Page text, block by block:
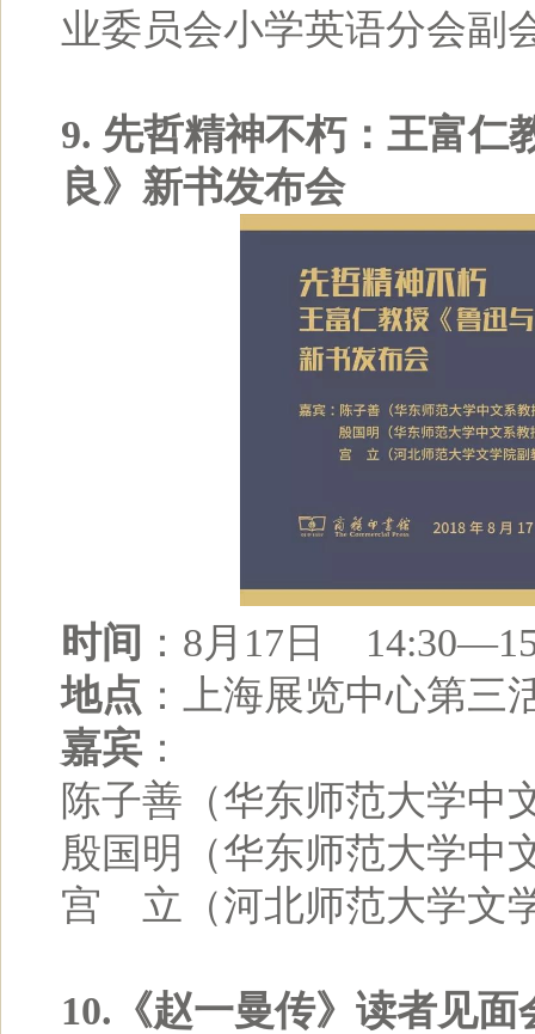
业委员会小学英语分会副
9. 先哲精神不朽：王富仁
良》新书发布会
时间 ：8月17日
地点 ：上海展览中心第三
嘉宾 ：
陈子善（华东师范大学中
殷国明（华东师范大学中
宫 立（河北师范大学文
10.《赵一曼传》读者见面